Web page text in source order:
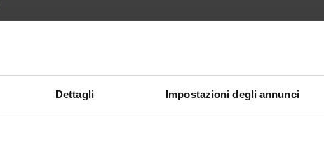
Dettagli Impostazioni degli annunci